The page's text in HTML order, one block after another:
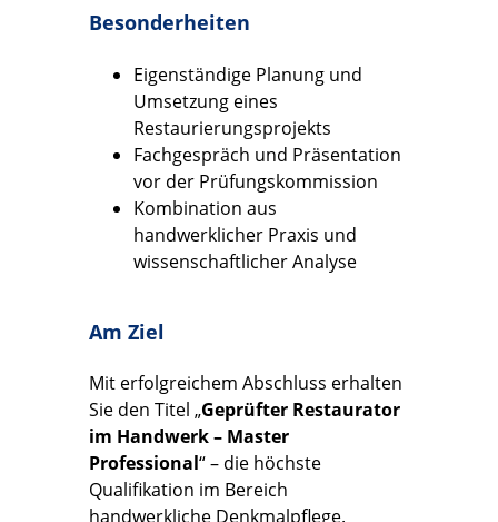
Besonderheiten
Eigenständige Planung und
Umsetzung eines
Restaurierungsprojekts
Fachgespräch und Präsentation
vor der Prüfungskommission
Kombination aus
handwerklicher Praxis und
wissenschaftlicher Analyse
Am Ziel
Mit erfolgreichem Abschluss erhalten
Sie den Titel „Geprüfter Restaurator
im Handwerk – Master
Professional“ – die höchste
Qualifikation im Bereich
handwerkliche Denkmalpflege.